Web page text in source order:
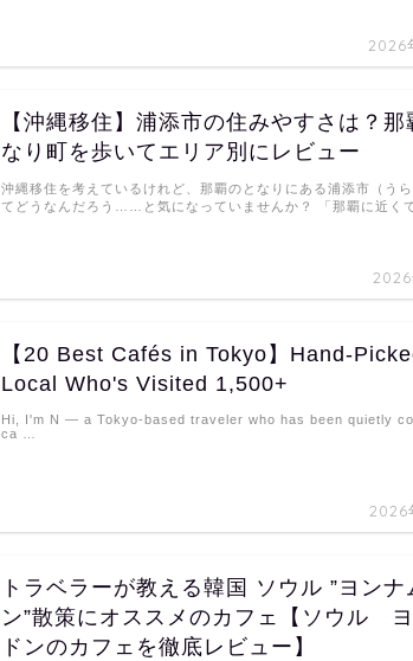
2026
【沖縄移住】浦添市の住みやすさは？那
なり町を歩いてエリア別にレビュー
2026
沖縄移住を考えているけれど、那覇のとなりにある浦添市（う
てどうなんだろう……と気になっていませんか？ 「那覇に近く
【20 Best Cafés in Tokyo】Hand-
Local Who's Visited 1,500+
2026
Hi, I'm N — a Tokyo-based traveler who has been quietly
ca …
トラベラーが教える韓国 ソウル ”ヨンナ
ン”散策にオススメのカフェ【ソウル
ドンのカフェを徹底レビュー】